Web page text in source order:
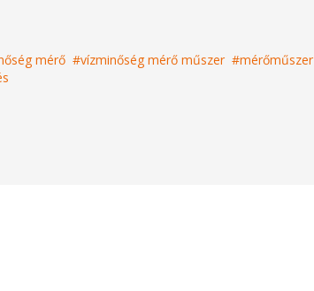
mérő vízminőség mérő műszer
mérőműszer